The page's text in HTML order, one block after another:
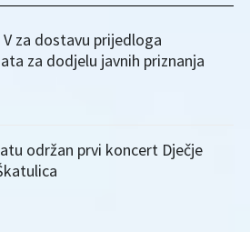
V za dostavu prijedloga
za dodjelu javnih priznanja
održan prvi koncert Dječje